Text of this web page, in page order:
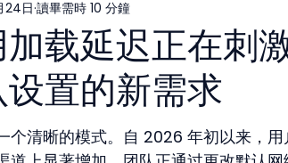
载延迟正在刺
置的新需求
24日 讀畢需時 10 分鐘
个清晰的模式。自 2026 年初以来，